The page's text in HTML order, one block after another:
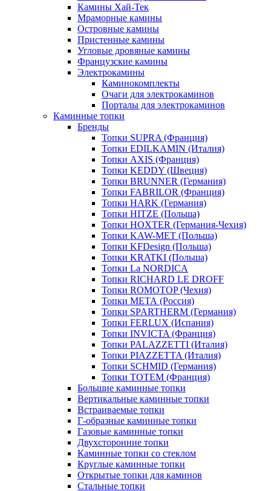
Камины Хай-Тек
Мраморные камины
Островные камины
Пристенные камины
Угловые дровяные камины
Французские камины
Электрокамины
Каминокомплекты
Очаги для электрокаминов
Порталы для электрокаминов
Каминные топки
Бренды
Топки SUPRA (Франция)
Топки EDILKAMIN (Италия)
Топки AXIS (Франция)
Топки KEDDY (Швеция)
Топки BRUNNER (Германия)
Топки FABRILOR (Франция)
Топки HARK (Германия)
Топки HITZE (Польша)
Топки HOXTER (Германия-Чехия)
Топки KAW-MET (Польша)
Топки KFDesign (Польша)
Топки KRATKI (Польша)
Топки La NORDICA
Топки RICHARD LE DROFF
Топки ROMOTOP (Чехия)
Топки МЕТА (Россия)
Топки SPARTHERM (Германия)
Топки FERLUX (Испания)
Топки INVICTA (Франция)
Топки PALAZZETTI (Италия)
Топки PIAZZETTA (Италия)
Топки SCHMID (Германия)
Топки TOTEM (Франция)
Большие каминные топки
Вертикальные каминные топки
Встраиваемые топки
Г-образные каминные топки
Газовые каминные топки
Двухсторонние топки
Каминные топки со стеклом
Круглые каминные топки
Открытые топки для каминов
Стальные топки